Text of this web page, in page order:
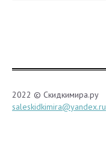
2022 © Скидкимира.ру
saleskidkimira@yandex.ru